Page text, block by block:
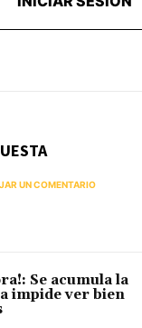
UN COMENTARIO
Se acumula la
impide ver bien